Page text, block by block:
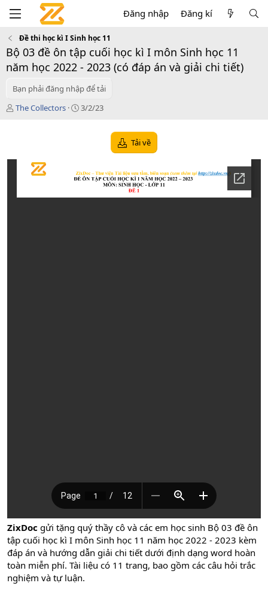
Đăng nhập Đăng kí
Đề thi học kì I Sinh học 11
Bộ 03 đề ôn tập cuối học kì I môn Sinh học 11
năm học 2022 - 2023 (có đáp án và giải chi tiết)
Bạn phải đăng nhập để tải
T
ả
The Collectors
C
o
n
3/2/23
Tải về
ZixDoc gửi tặng quý thầy cô và các em học sinh Bộ 03 đề ôn
tập cuối học kì I môn Sinh học 11 năm học 2022 - 2023 kèm
đáp án và hướng dẫn giải chi tiết dưới định dạng word hoàn
toàn miễn phí. Tài liệu có 11 trang, bao gồm các câu hỏi trắc
nghiệm và tự luận.